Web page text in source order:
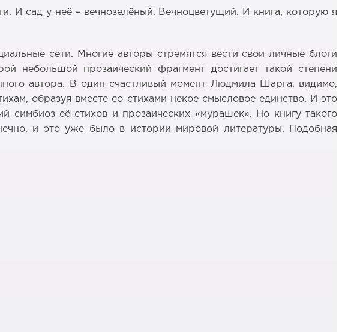
И сад у неё – вечнозелёный. Вечноцветущий. И книга, которую я
сети. Многие авторы стремятся вести свои личные блоги
небольшой прозаический фрагмент достигает такой степени
автора. В один счастливый момент Людмила Шарга, видимо,
образуя вместе со стихами некое смысловое единство. И это
её стихов и прозаических «мурашек». Но книгу такого
и это уже было в истории мировой литературы. Подобная